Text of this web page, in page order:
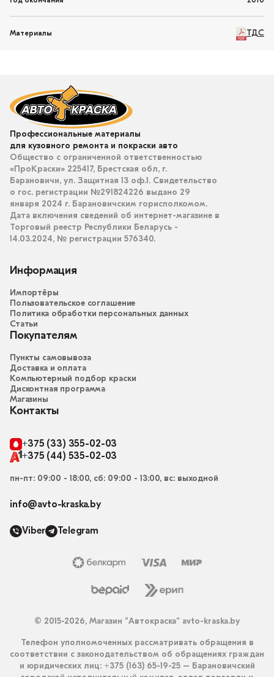
Материалы ТДС
Профессиональные материалы
для кузовного ремонта и покраски авто
Общество с ограниченной ответственностью
«ПроКраски» 225417, Брестская обл, г.
Барановичи, ул. Защитная 13 оф.1. Свидетельство
о гос. регистрации №291824226 выдано 29
января 2024 г. Барановичским горисполкомом.
Дата включения сведений об интернет-магазине в
Торговый реестр Республики Беларусь -
14.03.2024, № регистрации 576340.
Информация
Импортёры
Пользовательское соглашение
Политика обработки персональных данных
Статьи
Покупателям
Пункты самовывоза
Доставка и оплата
Компьютерный подбор краски
Дисконтная программа
Магазины
Контакты
+375 (33) 355-02-03
+375 (44) 535-02-03
пн-пт: 09:00 - 18:00, сб: 09:00 - 13:00, вс: выходной
info@avto-kraska.by
Viber Telegram
© 2015-2026, Магазин “Автокраска” avto-kraska.by
Телефон уполномоченных рассматривать обращения в
соответствии с законодательством об обращениях граждан
и юридических лиц: +375 (163) 65-19-25 – Барановичский